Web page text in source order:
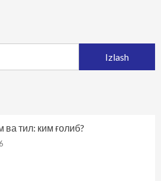
ва тил: ким ғолиб?